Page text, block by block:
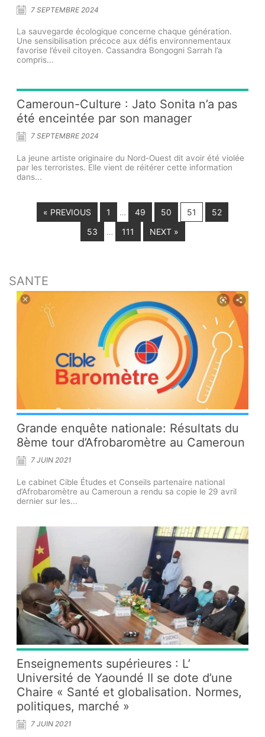
7 SEPTEMBRE 2024
La sauvegarde écologique concerne chaque génération.
Une sensibilisation précoce aux défis environnementaux
favorise l’éveil citoyen. Cassandra Bongogni Sarrah l’a
compris...
Cameroun-Culture : Jato Sonita n’a pas
été enceintée par son manager
7 SEPTEMBRE 2024
La jeune artiste originaire du Nord-Ouest dit avoir été violée
par les terroristes. Elle vient de réitérer cette information
dans...
« PREVIOUS 1 … 49 50 51
52
53
… 111 NEXT »
SANTE
Grande enquête nationale: Résultats du
8ème tour d’Afrobaromètre au Cameroun
7 JUIN 2021
Le cabinet Cible Études et Conseils partenaire national
d’Afrobaromètre au Cameroun a rendu sa copie le 29 avril
dernier sur les...
Enseignements supérieures : L’
Université de Yaoundé II se dote d’une
Chaire « Santé et globalisation. Normes,
politiques, marché »
7 JUIN 2021